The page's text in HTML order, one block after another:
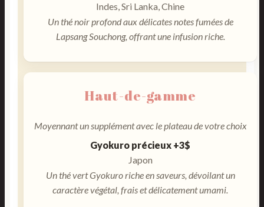
Indes, Sri Lanka, Chine
Un thé noir profond aux délicates notes fumées de
Lapsang Souchong, offrant une infusion riche.
Haut-de-gamme
Moyennant un supplément avec le plateau de votre choix
Gyokuro précieux +3$
Japon
Un thé vert Gyokuro riche en saveurs, dévoilant un
caractère végétal, frais et délicatement umami.